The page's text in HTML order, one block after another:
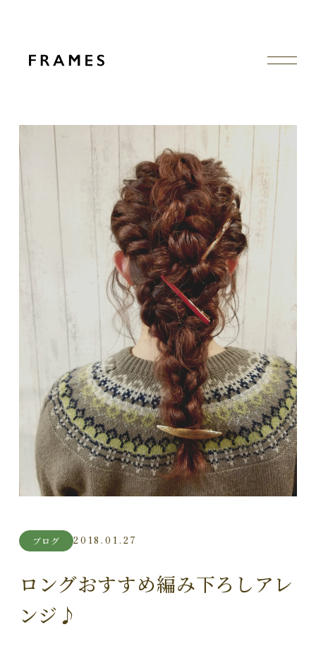
ブログ 2018.01.27
ロングおすすめ編み下ろしアレ
ンジ♪